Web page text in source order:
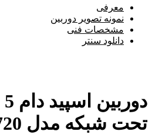
معرفی
نمونه تصویر دوربین
مشخصات فنی
دانلود سنتر
تحت شبکه مدل 6720